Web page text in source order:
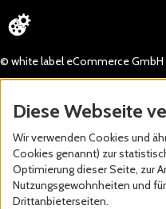
© white label eCommerce GmbH
Diese Webseite
Wir verwenden Cookies und
Cookies genannt) zur
Optimierung dieser Seite, zur
Nutzungsgewohnheiten und
Drittanbieterseiten.